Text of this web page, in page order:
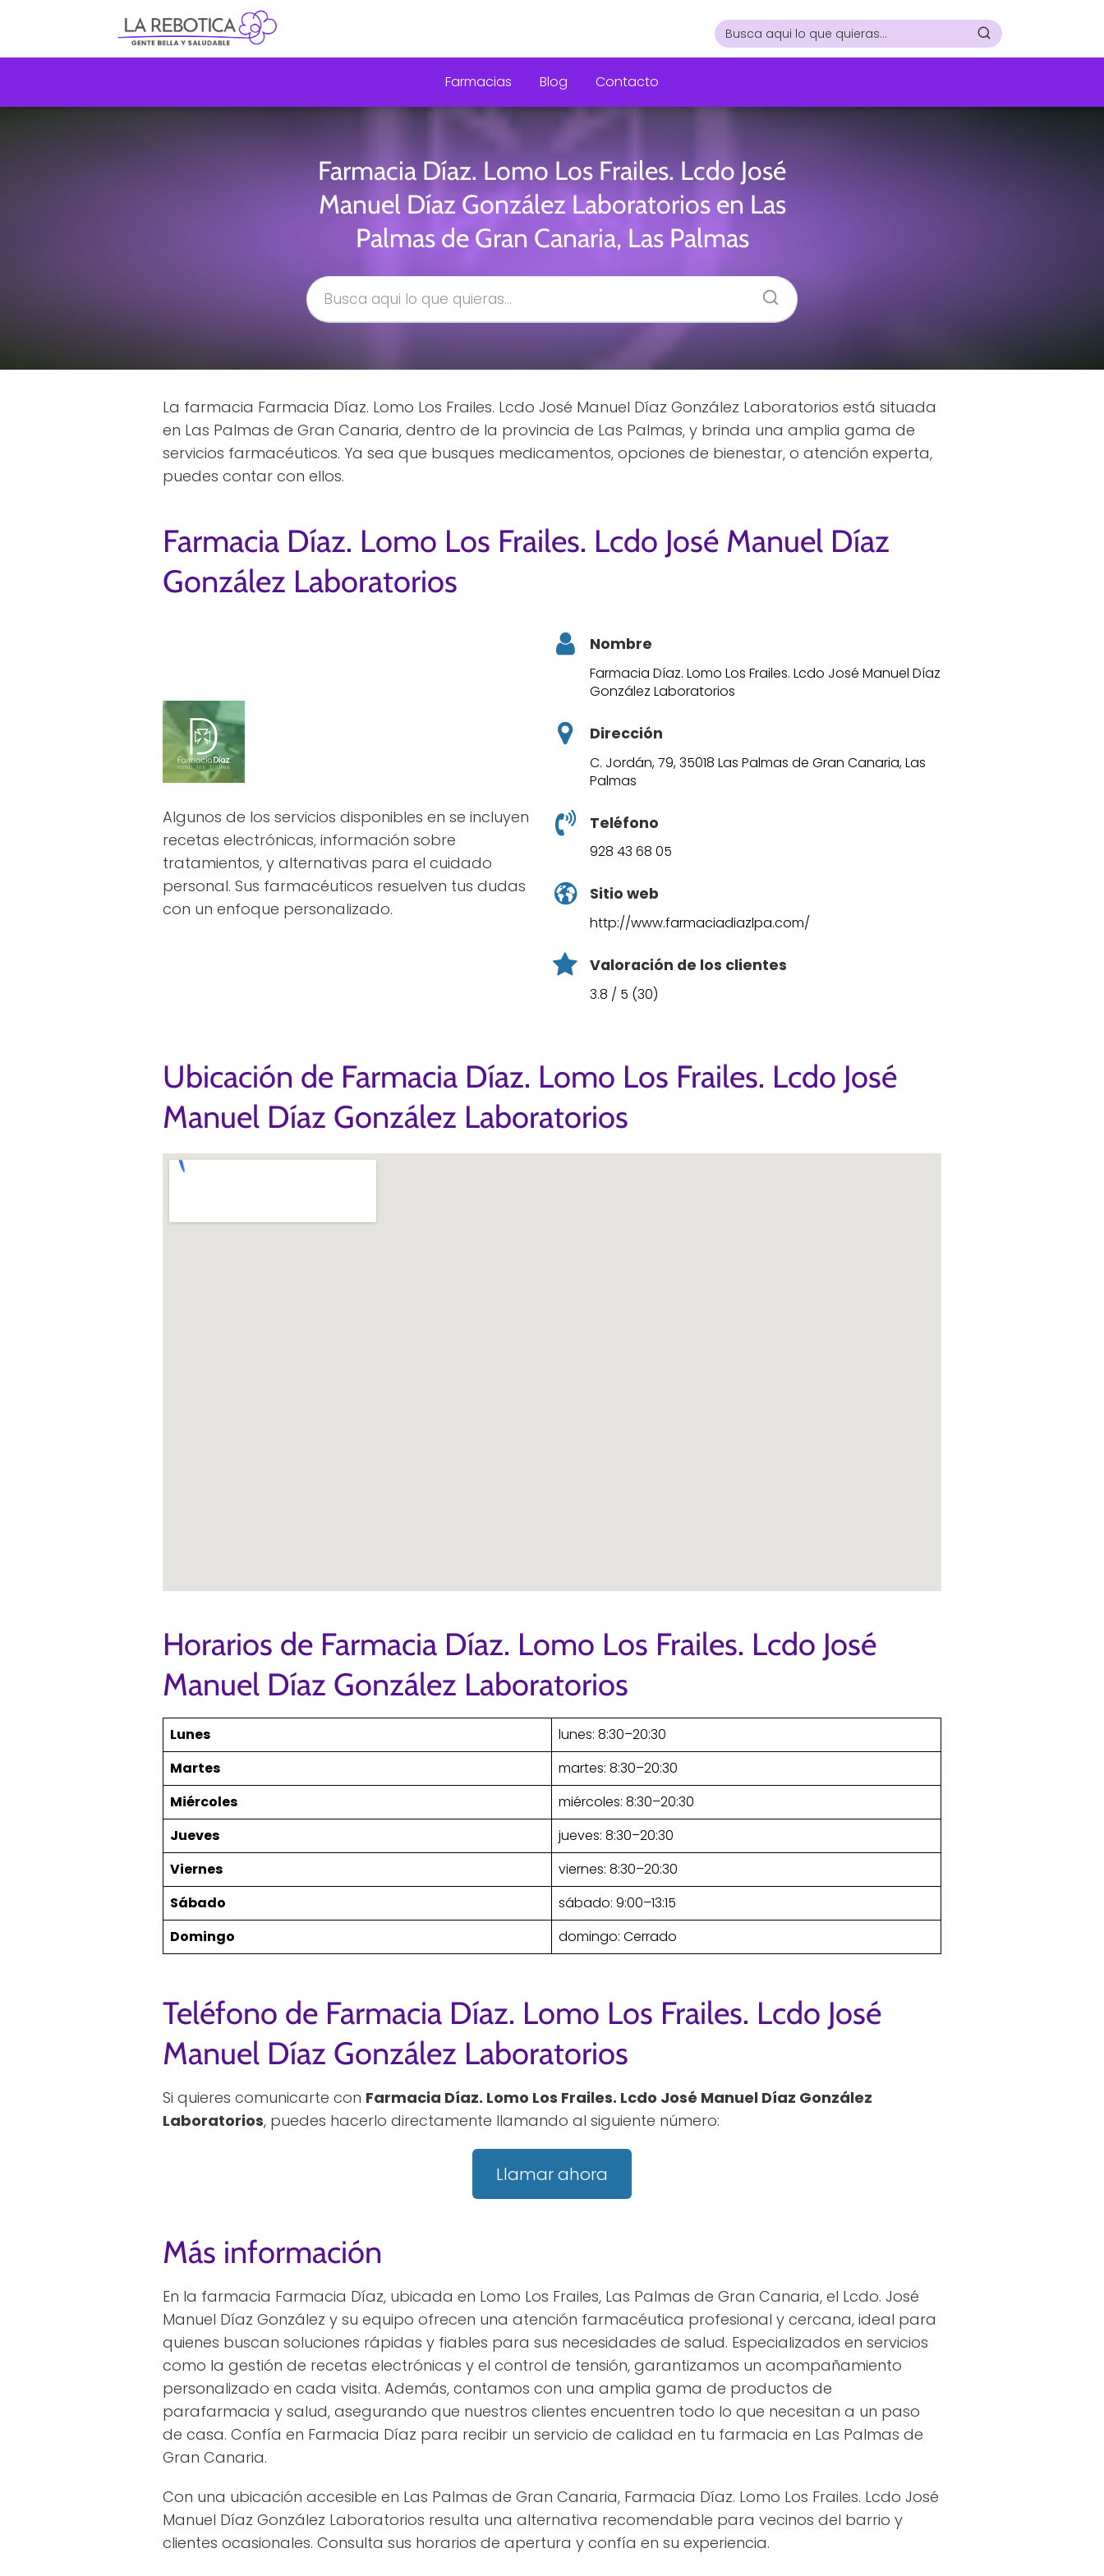
Farmacias Blog Contacto
Farmacia Díaz. Lomo Los Frailes. Lcdo José
Manuel Díaz González Laboratorios en Las
Palmas de Gran Canaria, Las Palmas
La farmacia Farmacia Díaz. Lomo Los Frailes. Lcdo José Manuel Díaz González Laboratorios está situada
en Las Palmas de Gran Canaria, dentro de la provincia de Las Palmas, y brinda una amplia gama de
servicios farmacéuticos. Ya sea que busques medicamentos, opciones de bienestar, o atención experta,
puedes contar con ellos.
Farmacia Díaz. Lomo Los Frailes. Lcdo José Manuel Díaz
González Laboratorios
Algunos de los servicios disponibles en se incluyen
recetas electrónicas, información sobre
tratamientos, y alternativas para el cuidado
personal. Sus farmacéuticos resuelven tus dudas
con un enfoque personalizado.
Nombre
Farmacia Díaz. Lomo Los Frailes. Lcdo José Manuel Díaz
González Laboratorios
Dirección
C. Jordán, 79, 35018 Las Palmas de Gran Canaria, Las
Palmas
Teléfono
928 43 68 05
Sitio web
http://www.farmaciadiazlpa.com/
Valoración de los clientes
3.8 / 5 (30)
Ubicación de Farmacia Díaz. Lomo Los Frailes. Lcdo José
Manuel Díaz González Laboratorios
Horarios de Farmacia Díaz. Lomo Los Frailes. Lcdo José
Manuel Díaz González Laboratorios
Lunes
lunes: 8:30–20:30
Martes
martes: 8:30–20:30
Miércoles
miércoles: 8:30–20:30
Jueves
jueves: 8:30–20:30
Viernes
viernes: 8:30–20:30
Sábado
sábado: 9:00–13:15
Domingo
domingo: Cerrado
Teléfono de Farmacia Díaz. Lomo Los Frailes. Lcdo José
Manuel Díaz González Laboratorios
Si quieres comunicarte con Farmacia Díaz. Lomo Los Frailes. Lcdo José Manuel Díaz González
Laboratorios, puedes hacerlo directamente llamando al siguiente número:
Llamar ahora
Más información
En la farmacia Farmacia Díaz, ubicada en Lomo Los Frailes, Las Palmas de Gran Canaria, el Lcdo. José
Manuel Díaz González y su equipo ofrecen una atención farmacéutica profesional y cercana, ideal para
quienes buscan soluciones rápidas y fiables para sus necesidades de salud. Especializados en servicios
como la gestión de recetas electrónicas y el control de tensión, garantizamos un acompañamiento
personalizado en cada visita. Además, contamos con una amplia gama de productos de
parafarmacia y salud, asegurando que nuestros clientes encuentren todo lo que necesitan a un paso
de casa. Confía en Farmacia Díaz para recibir un servicio de calidad en tu farmacia en Las Palmas de
Gran Canaria.
Con una ubicación accesible en Las Palmas de Gran Canaria, Farmacia Díaz. Lomo Los Frailes. Lcdo José
Manuel Díaz González Laboratorios resulta una alternativa recomendable para vecinos del barrio y
clientes ocasionales. Consulta sus horarios de apertura y confía en su experiencia.